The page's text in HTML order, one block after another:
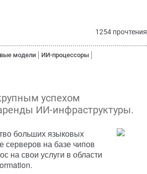
1254 прочтения
модели
ИИ-процессоры
успехом
ИИ-инфраструктуры.
больших языковых
серверов на базе чипов
на свои услуги в области